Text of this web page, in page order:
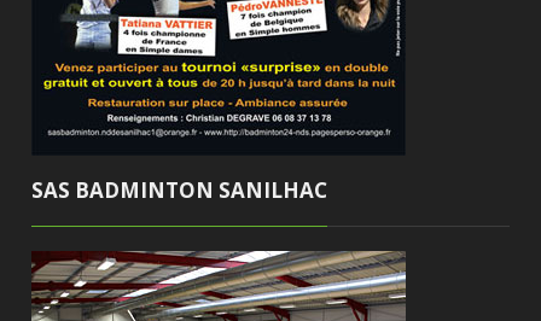
SAS BADMINTON SANILHAC